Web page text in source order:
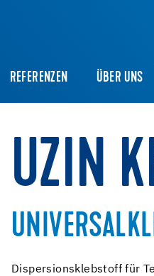
REFERENZEN ÜBER UNS
UZIN
Dispersionsklebstoff für